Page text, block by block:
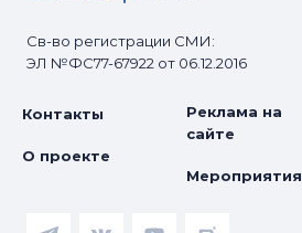
Св-во регистрации СМИ:
ЭЛ №ФС77-67922 от 06.12.2016
Контакты
О проекте
Реклама на
сайте
Мероприятия